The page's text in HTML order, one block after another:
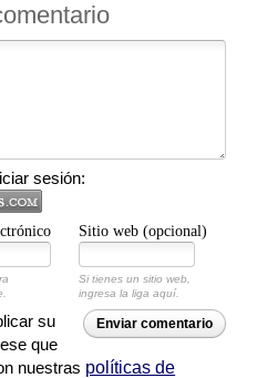
sesión:
Sitio web (opcional)
Si tienes un sitio web,
ingresa la liga aquí.
Enviar comentario
su
que
nuestras políticas de